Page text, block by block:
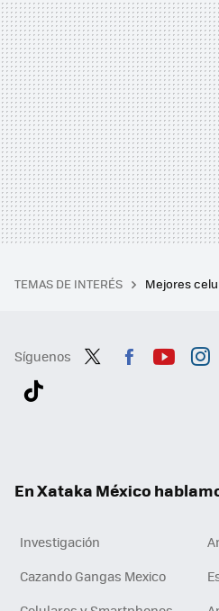
TEMAS DE INTERÉS Mejores
Síguenos
En Xataka México
Investigación
Cazando Gangas Mexico